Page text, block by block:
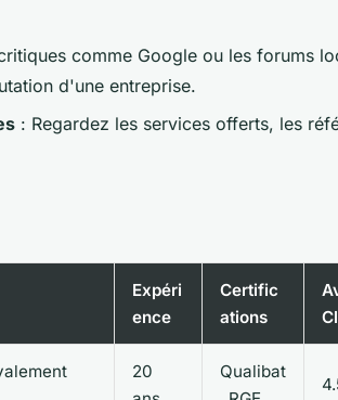
comme Google ou les forums
d'une entreprise.
: Regardez les services offerts, les
Expéri
ence
Certific
ations
20
Qualibat